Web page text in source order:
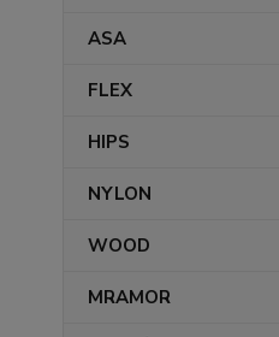
ASA
FLEX
HIPS
NYLON
WOOD
MRAMOR